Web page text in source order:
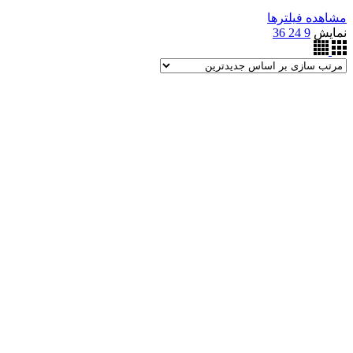
مشاهده فیلترها
نمایش 9
24
36